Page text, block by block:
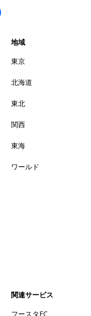
地域
東京
北海道
東北
関西
東海
ワールド
関連サービス
フースタFC